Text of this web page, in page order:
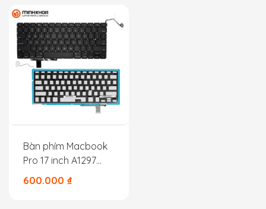
Bàn phím Macbook
Pro 17 inch A1297
A1278 A1286 – 2009,
600.000 ₫